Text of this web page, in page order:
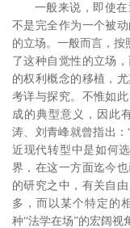
一般来说，即使
不是完全作为一个被
的立场。一般而言，按
了这种自觉性的立场，
的权利概念的移植，
考详与探究。不惟如
成的典型意义，因此
涛、刘青峰就曾指出
近现代转型中是如何
界，在这一方面迄今
的研究之中，有关自
多，而以某个特定的
种“法学在场”的宏阔视